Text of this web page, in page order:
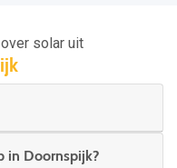
solar uit
in Doornspijk?